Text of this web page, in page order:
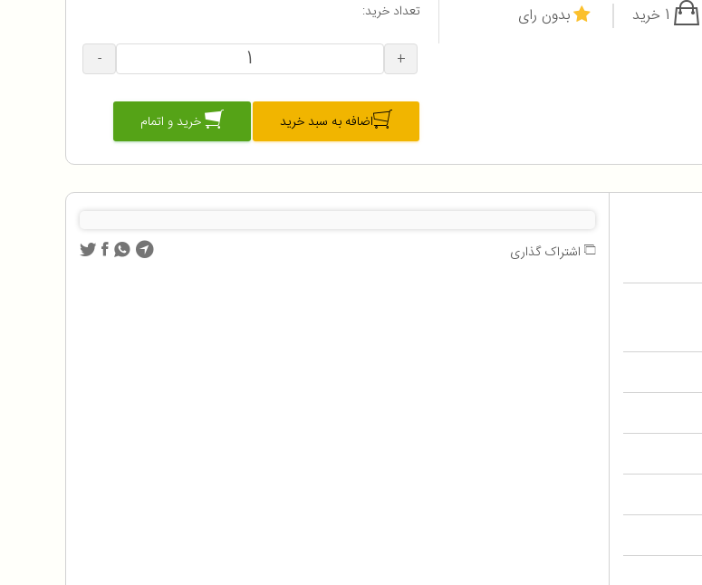
بدون رای تعداد خرید:
+
-
اضافه به سبد خرید خرید و اتمام
اشتراک گذاری